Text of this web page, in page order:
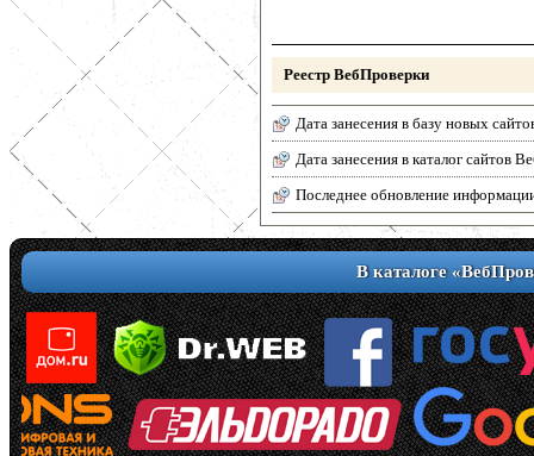
Реестр ВебПроверки
Дата занесения в базу новых
Дата занесения в каталог сайтов
Последнее обновление
В каталоге